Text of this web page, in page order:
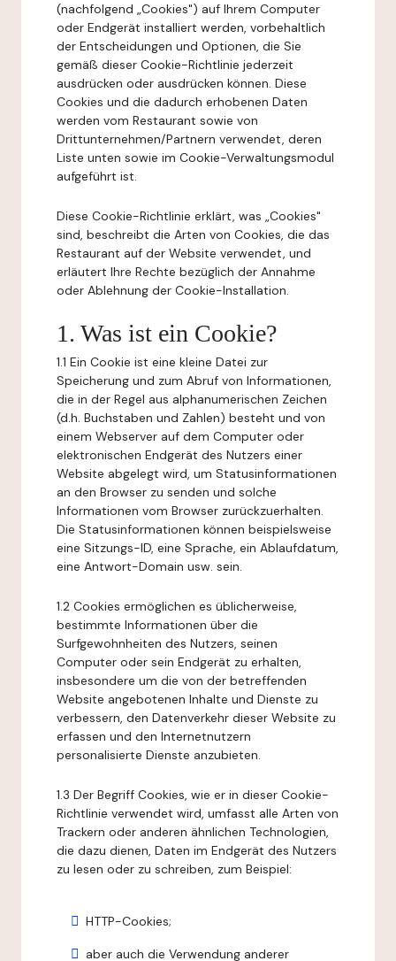
(nachfolgend „Cookies") auf Ihrem Computer
oder Endgerät installiert werden, vorbehaltlich
der Entscheidungen und Optionen, die Sie
gemäß dieser Cookie-Richtlinie jederzeit
ausdrücken oder ausdrücken können. Diese
Cookies und die dadurch erhobenen Daten
werden vom Restaurant sowie von
Drittunternehmen/Partnern verwendet, deren
Liste unten sowie im Cookie-Verwaltungsmodul
aufgeführt ist.
Diese Cookie-Richtlinie erklärt, was „Cookies"
sind, beschreibt die Arten von Cookies, die das
Restaurant auf der Website verwendet, und
erläutert Ihre Rechte bezüglich der Annahme
oder Ablehnung der Cookie-Installation.
1. Was ist ein Cookie?
1.1 Ein Cookie ist eine kleine Datei zur
Speicherung und zum Abruf von Informationen,
die in der Regel aus alphanumerischen Zeichen
(d.h. Buchstaben und Zahlen) besteht und von
einem Webserver auf dem Computer oder
elektronischen Endgerät des Nutzers einer
Website abgelegt wird, um Statusinformationen
an den Browser zu senden und solche
Informationen vom Browser zurückzuerhalten.
Die Statusinformationen können beispielsweise
eine Sitzungs-ID, eine Sprache, ein Ablaufdatum,
eine Antwort-Domain usw. sein.
1.2 Cookies ermöglichen es üblicherweise,
bestimmte Informationen über die
Surfgewohnheiten des Nutzers, seinen
Computer oder sein Endgerät zu erhalten,
insbesondere um die von der betreffenden
Website angebotenen Inhalte und Dienste zu
verbessern, den Datenverkehr dieser Website zu
erfassen und den Internetnutzern
personalisierte Dienste anzubieten.
1.3 Der Begriff Cookies, wie er in dieser Cookie-
Richtlinie verwendet wird, umfasst alle Arten von
Trackern oder anderen ähnlichen Technologien,
die dazu dienen, Daten im Endgerät des Nutzers
zu lesen oder zu schreiben, zum Beispiel:
HTTP-Cookies;
aber auch die Verwendung anderer